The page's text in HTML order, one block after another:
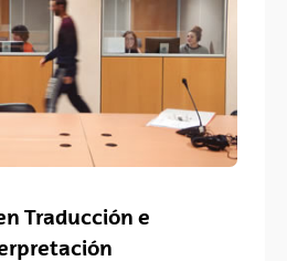
Traducción e